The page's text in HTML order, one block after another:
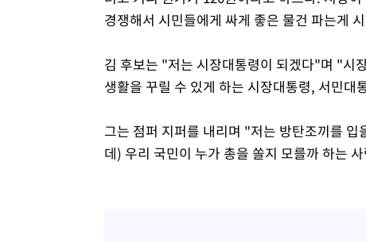
경쟁해서 시민들에게 싸게 좋은 물건 파는게
김 후보는 "저는 시장대통령이 되겠다"며 "시
생활을 꾸릴 수 있게 하는 시장대통령, 서민대
그는 점퍼 지퍼를 내리며 "저는 방탄조끼를
데) 우리 국민이 누가 총을 쏠지 모를까 하는